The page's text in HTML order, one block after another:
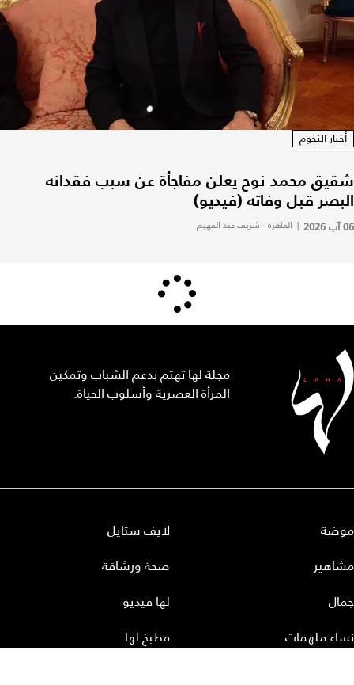
أخبار النجوم
شقيق محمد نوح يعلن مفاجأة عن سبب فقدانه
البصر قبل وفاته (فيديو)
06 آب 2026 | القاهرة - شريف عبد الفهيم
مجلة لها تهتم بدعم الشباب وتمكين
المرأة العصرية وأسلوب الحياة.
موضة
مشاهير
جمال
نساء ملهمات
لايف ستايل
صحة ورشاقة
لها فيديو
مطبخ لها